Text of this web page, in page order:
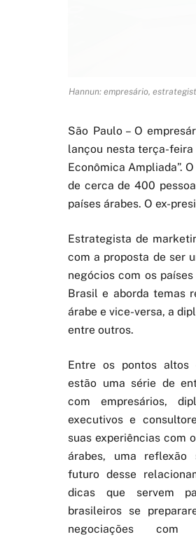
Hannun: empresário,
São Paulo – O
lançou nesta terça-feira
Econômica Ampliada”.
de cerca de 400
países árabes. O ex-
Estrategista de
com a proposta de ser
negócios com os
Brasil e aborda temas
árabe e vice-versa, a
entre outros.
Entre os pontos altos
estão uma série de
com empresários,
executivos e
suas experiências com
árabes, uma reflexão
futuro desse
dicas que servem
brasileiros se
negociações com